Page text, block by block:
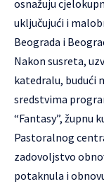
osnažuju
uključujući i
Beograda i
Nakon susreta,
katedralu, budući
sredstvima
“Fantasy”, župnu
Pastoralnog
zadovoljstvo
potaknula i